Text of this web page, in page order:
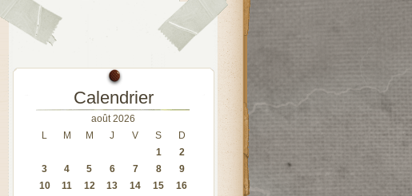
Calendrier
août 2026
L
M M J V S
D
1
2
3
4 5 6 7 8
9
10
11 12 13 14 15
16